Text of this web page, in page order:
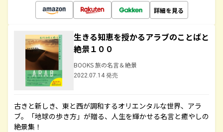
詳細を見る
生きる知恵を授かるアラブのことばと
絶景１００
BOOKS 旅の名言＆絶景
2022.07.14 発売
古きと新しき、東と西が調和するオリエンタルな世界、アラ
ブ。「地球の歩き方」が贈る、人生を輝かせる名言と癒やしの
絶景集！